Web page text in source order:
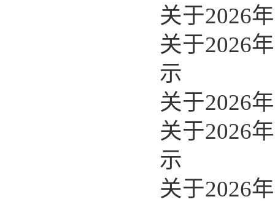
关于2026
关于2026
示
关于2026
关于2026
示
关于2026